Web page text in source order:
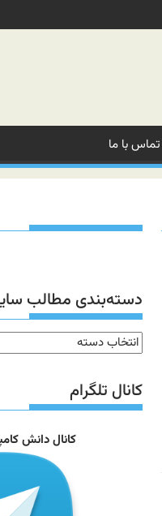
تماس با ما
دسته‌بندی مطالب
دسته‌بندی
مطالب
سایت
کانال تلگرام
کانال دانش